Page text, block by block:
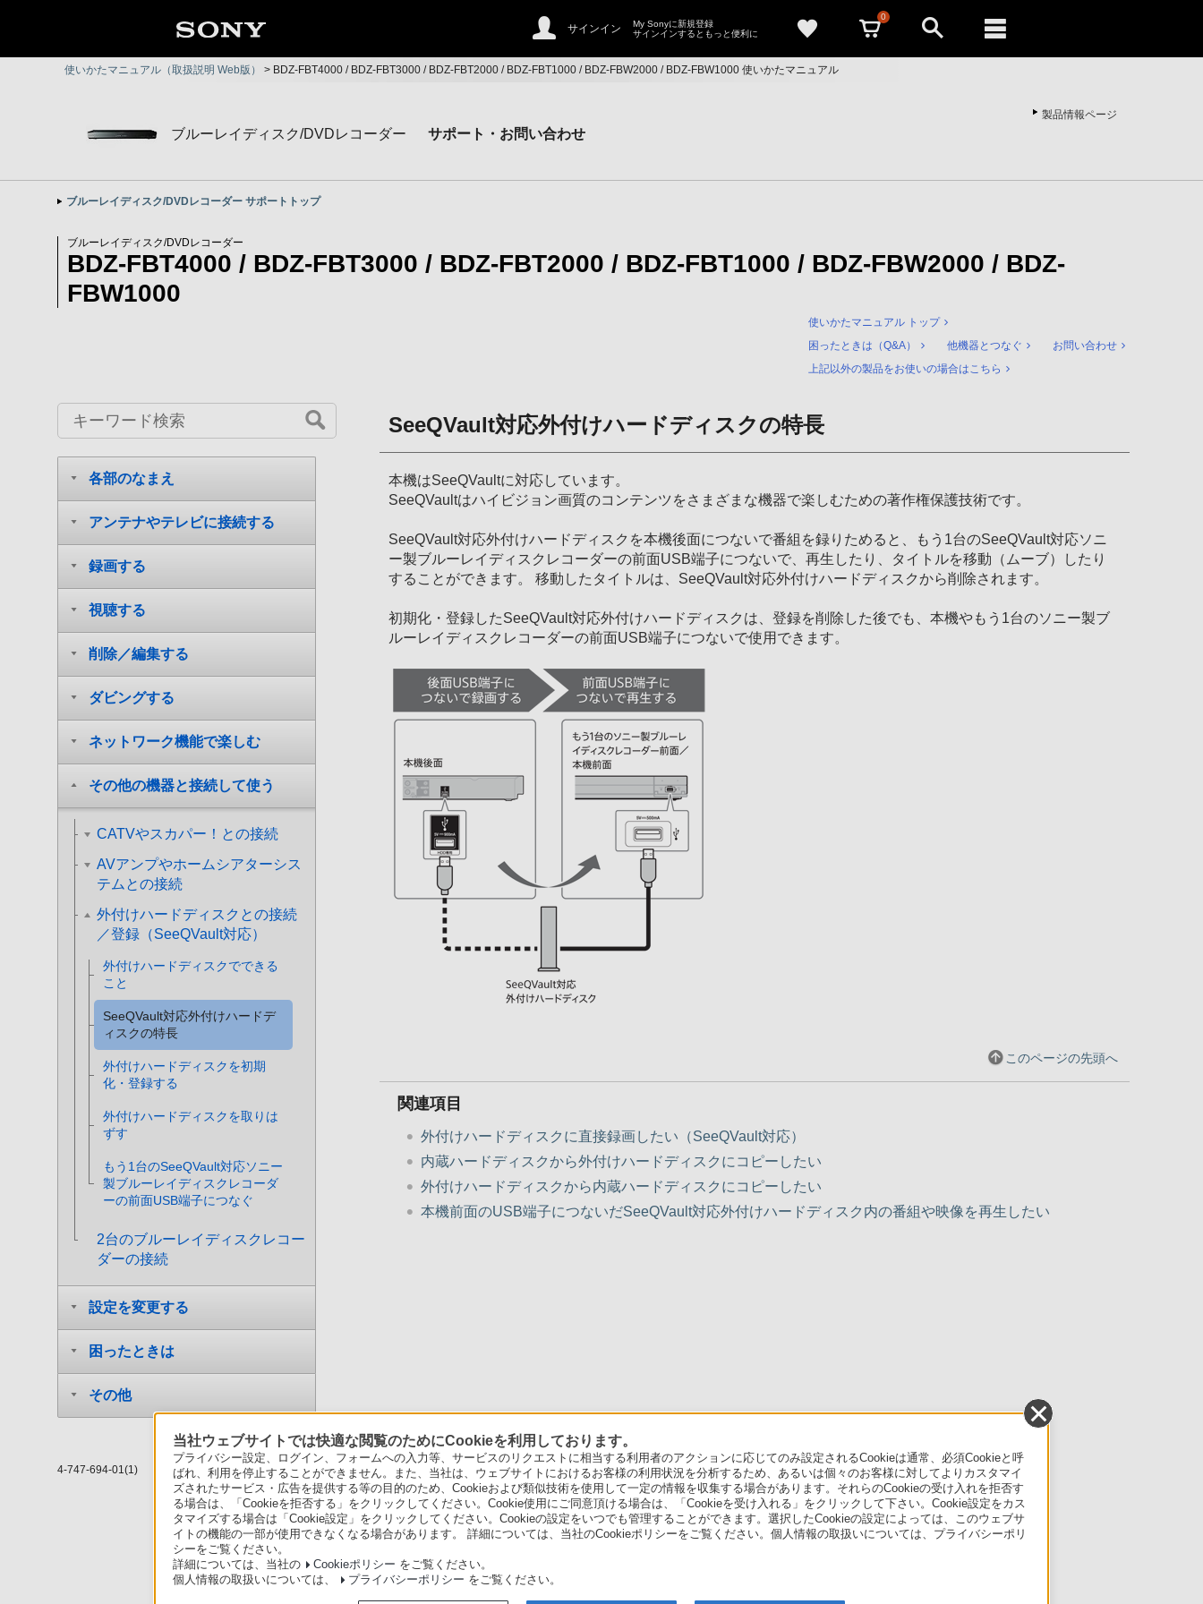
サインイン
My Sonyに新規登録
サインインするともっと便利に
0
使いかたマニュアル（取扱説明 Web版） > BDZ-FBT4000 / BDZ-FBT3000 / BDZ-FBT2000 / BDZ-FBT1000 / BDZ-FBW2000 / BDZ-FBW1000 使いかたマニュアル
ブルーレイディスク/DVDレコーダー サポート・お問い合わせ
製品情報ページ
ブルーレイディスク/DVDレコーダー サポートトップ
ブルーレイディスク/DVDレコーダー
BDZ-FBT4000 / BDZ-FBT3000 / BDZ-FBT2000 / BDZ-FBT1000 / BDZ-FBW2000 / BDZ-
FBW1000
使いかたマニュアル トップ
困ったときは（Q&A）
他機器とつなぐ
お問い合わせ
上記以外の製品をお使いの場合はこちら
各部のなまえ
アンテナやテレビに接続する
録画する
視聴する
削除／編集する
ダビングする
ネットワーク機能で楽しむ
その他の機器と接続して使う
CATVやスカパー！との接続
AVアンプやホームシアターシス
テムとの接続
外付けハードディスクとの接続
／登録（SeeQVault対応）
外付けハードディスクでできる
こと
SeeQVault対応外付けハードデ
ィスクの特長
外付けハードディスクを初期
化・登録する
外付けハードディスクを取りは
ずす
もう1台のSeeQVault対応ソニー
製ブルーレイディスクレコーダ
ーの前面USB端子につなぐ
2台のブルーレイディスクレコー
ダーの接続
設定を変更する
困ったときは
その他
4-747-694-01(1)
SeeQVault対応外付けハードディスクの特長
本機はSeeQVaultに対応しています。
SeeQVaultはハイビジョン画質のコンテンツをさまざまな機器で楽しむための著作権保護技術です。
SeeQVault対応外付けハードディスクを本機後面につないで番組を録りためると、もう1台のSeeQVault対応ソニ
ー製ブルーレイディスクレコーダーの前面USB端子につないで、再生したり、タイトルを移動（ムーブ）したり
することができます。 移動したタイトルは、SeeQVault対応外付けハードディスクから削除されます。
初期化・登録したSeeQVault対応外付けハードディスクは、登録を削除した後でも、本機やもう1台のソニー製ブ
ルーレイディスクレコーダーの前面USB端子につないで使用できます。
このページの先頭へ
関連項目
外付けハードディスクに直接録画したい（SeeQVault対応）
内蔵ハードディスクから外付けハードディスクにコピーしたい
外付けハードディスクから内蔵ハードディスクにコピーしたい
本機前面のUSB端子につないだSeeQVault対応外付けハードディスク内の番組や映像を再生したい
当社ウェブサイトでは快適な閲覧のためにCookieを利用しております。
プライバシー設定、ログイン、フォームへの入力等、サービスのリクエストに相当する利用者のアクションに応じてのみ設定されるCookieは通常、必須Cookieと呼
ばれ、利用を停止することができません。また、当社は、ウェブサイトにおけるお客様の利用状況を分析するため、あるいは個々のお客様に対してよりカスタマイ
ズされたサービス・広告を提供する等の目的のため、Cookieおよび類似技術を使用して一定の情報を収集する場合があります。それらのCookieの受け入れを拒否す
る場合は、「Cookieを拒否する」をクリックしてください。Cookie使用にご同意頂ける場合は、「Cookieを受け入れる」をクリックして下さい。Cookie設定をカス
タマイズする場合は「Cookie設定」をクリックしてください。Cookieの設定をいつでも管理することができます。選択したCookieの設定によっては、このウェブサ
イトの機能の一部が使用できなくなる場合があります。 詳細については、当社のCookieポリシーをご覧ください。個人情報の取扱いについては、プライバシーポリ
シーをご覧ください。
詳細については、当社の
Cookieポリシー をご覧ください。
個人情報の取扱いについては、
プライバシーポリシー をご覧ください。